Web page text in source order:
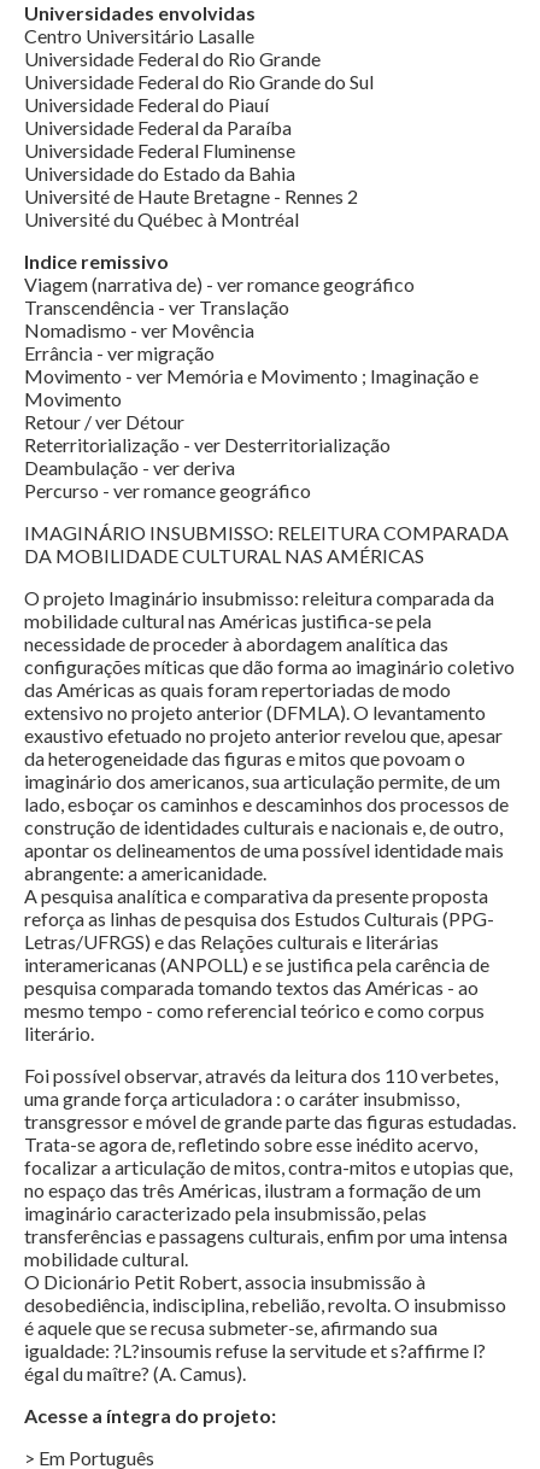
Universidades envolvidas
Centro Universitário Lasalle
Universidade Federal do Rio Grande
Universidade Federal do Rio Grande do Sul
Universidade Federal do Piauí
Universidade Federal da Paraíba
Universidade Federal Fluminense
Universidade do Estado da Bahia
Université de Haute Bretagne - Rennes 2
Université du Québec à Montréal
Indice remissivo
Viagem (narrativa de) - ver romance geográfico
Transcendência - ver Translação
Nomadismo - ver Movência
Errância - ver migração
Movimento - ver Memória e Movimento ; Imaginação e
Movimento
Retour / ver Détour
Reterritorialização - ver Desterritorialização
Deambulação - ver deriva
Percurso - ver romance geográfico
IMAGINÁRIO INSUBMISSO: RELEITURA COMPARADA
DA MOBILIDADE CULTURAL NAS AMÉRICAS
O projeto Imaginário insubmisso: releitura comparada da
mobilidade cultural nas Américas justifica-se pela
necessidade de proceder à abordagem analítica das
configurações míticas que dão forma ao imaginário coletivo
das Américas as quais foram repertoriadas de modo
extensivo no projeto anterior (DFMLA). O levantamento
exaustivo efetuado no projeto anterior revelou que, apesar
da heterogeneidade das figuras e mitos que povoam o
imaginário dos americanos, sua articulação permite, de um
lado, esboçar os caminhos e descaminhos dos processos de
construção de identidades culturais e nacionais e, de outro,
apontar os delineamentos de uma possível identidade mais
abrangente: a americanidade.
A pesquisa analítica e comparativa da presente proposta
reforça as linhas de pesquisa dos Estudos Culturais (PPG-
Letras/UFRGS) e das Relações culturais e literárias
interamericanas (ANPOLL) e se justifica pela carência de
pesquisa comparada tomando textos das Américas - ao
mesmo tempo - como referencial teórico e como corpus
literário.
Foi possível observar, através da leitura dos 110 verbetes,
uma grande força articuladora : o caráter insubmisso,
transgressor e móvel de grande parte das figuras estudadas.
Trata-se agora de, refletindo sobre esse inédito acervo,
focalizar a articulação de mitos, contra-mitos e utopias que,
no espaço das três Américas, ilustram a formação de um
imaginário caracterizado pela insubmissão, pelas
transferências e passagens culturais, enfim por uma intensa
mobilidade cultural.
O Dicionário Petit Robert, associa insubmissão à
desobediência, indisciplina, rebelião, revolta. O insubmisso
é aquele que se recusa submeter-se, afirmando sua
igualdade: ?L?insoumis refuse la servitude et s?affirme l?
égal du maître? (A. Camus).
Acesse a íntegra do projeto:
> Em Português